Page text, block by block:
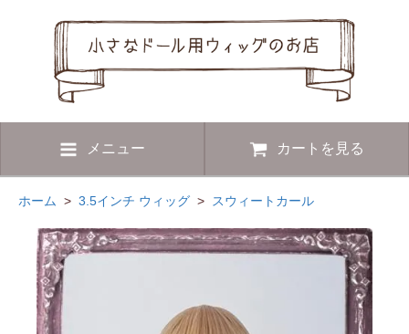
メニュー カートを見る
ホーム > 3.5インチ ウィッグ > スウィートカール